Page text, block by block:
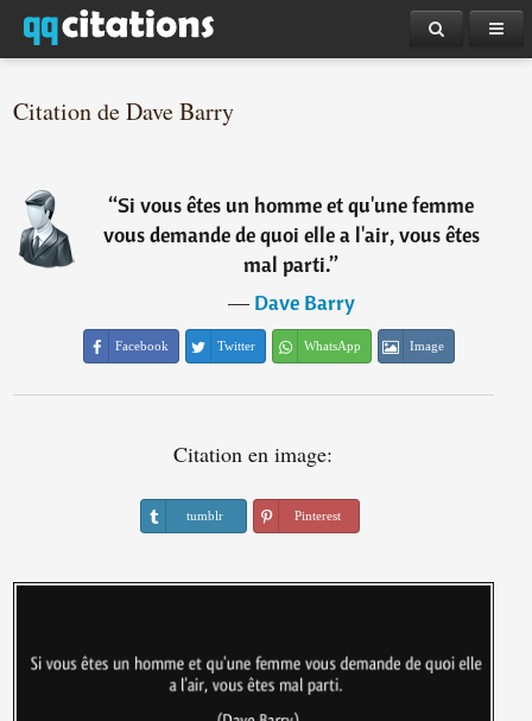
Citation de Dave Barry
“Si vous êtes un homme et qu'une femme
vous demande de quoi elle a l'air, vous êtes
mal parti.”
―Dave Barry
Facebook Twitter WhatsApp Image
Citation en image:
tumblr Pinterest